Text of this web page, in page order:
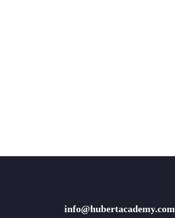
info@hubertacademy.com